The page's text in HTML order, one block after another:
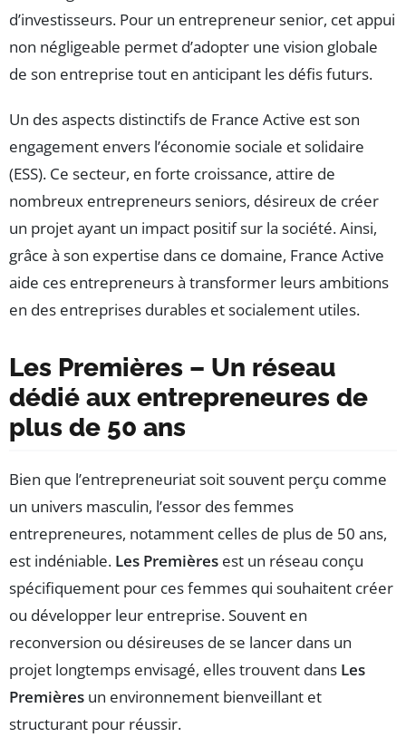
d’investisseurs. Pour un entrepreneur senior, cet appui
non négligeable permet d’adopter une vision globale
de son entreprise tout en anticipant les défis futurs.
Un des aspects distinctifs de France Active est son
engagement envers l’économie sociale et solidaire
(ESS). Ce secteur, en forte croissance, attire de
nombreux entrepreneurs seniors, désireux de créer
un projet ayant un impact positif sur la société. Ainsi,
grâce à son expertise dans ce domaine, France Active
aide ces entrepreneurs à transformer leurs ambitions
en des entreprises durables et socialement utiles.
Les Premières – Un réseau
dédié aux entrepreneures de
plus de 50 ans
Bien que l’entrepreneuriat soit souvent perçu comme
un univers masculin, l’essor des femmes
entrepreneures, notamment celles de plus de 50 ans,
est indéniable. Les Premières est un réseau conçu
spécifiquement pour ces femmes qui souhaitent créer
ou développer leur entreprise. Souvent en
reconversion ou désireuses de se lancer dans un
projet longtemps envisagé, elles trouvent dans Les
Premières un environnement bienveillant et
structurant pour réussir.